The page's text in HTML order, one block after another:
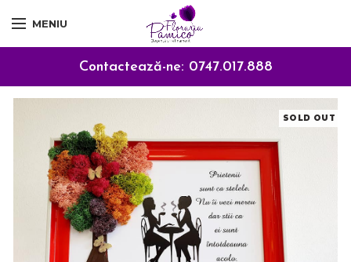
MENIU
Contactează-ne: 0747.017.888
SOLD OUT